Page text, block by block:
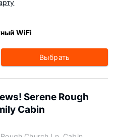
WiFi
Выбрать
Serene Rough
Cabin